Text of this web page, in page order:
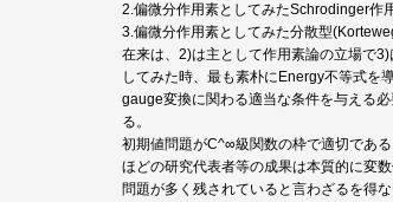
2.偏微分作用素としてみたSchrodinger作
3.偏微分作用素としてみた分散型
在来は、2)は主として作用素論の立場で
してみた時、最も素朴にEnergy不等式を
gauge変換に関わる適当な条件を与える
る。
初期値問題がC^∞級関数の枠で適切であ
ほどの研究代表者等の成果は本質的に変
問題が多く残されていると言わざるを得